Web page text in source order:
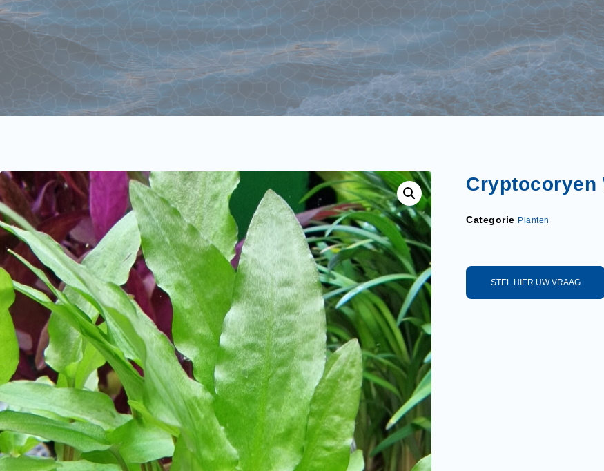
Cryptocoryen
Categorie Planten
STEL HIER UW VRAAG